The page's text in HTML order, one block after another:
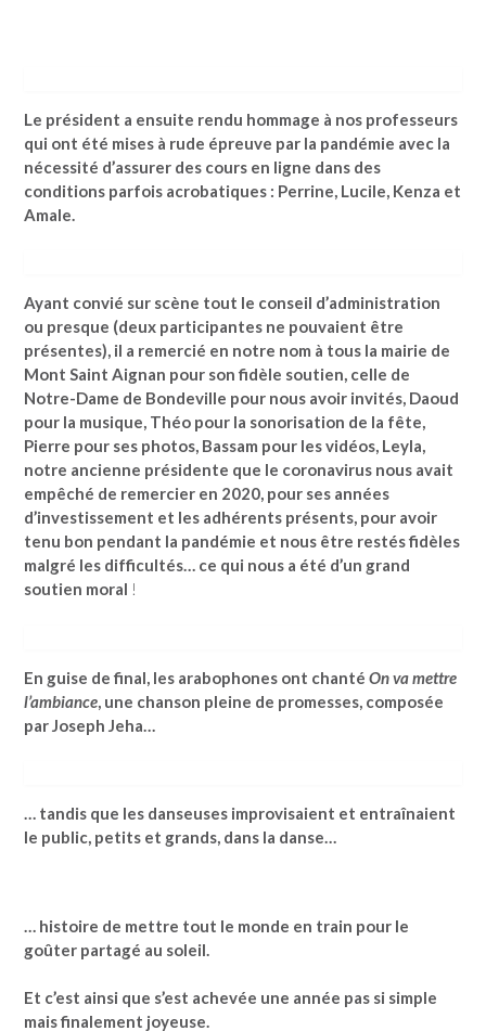
Le président a ensuite rendu hommage à nos professeurs
qui ont été mises à rude épreuve par la pandémie avec la
nécessité d’assurer des cours en ligne dans des
conditions parfois acrobatiques : Perrine, Lucile, Kenza et
Amale.
Ayant convié sur scène tout le conseil d’administration
ou presque (deux participantes ne pouvaient être
présentes), il a remercié en notre nom à tous la mairie de
Mont Saint Aignan pour son fidèle soutien, celle de
Notre-Dame de Bondeville pour nous avoir invités, Daoud
pour la musique, Théo pour la sonorisation de la fête,
Pierre pour ses photos, Bassam pour les vidéos, Leyla,
notre ancienne présidente que le coronavirus nous avait
empêché de remercier en 2020, pour ses années
d’investissement et les adhérents présents, pour avoir
tenu bon pendant la pandémie et nous être restés fidèles
malgré les difficultés… ce qui nous a été d’un grand
soutien moral !
En guise de final, les arabophones ont chanté On va mettre
l’ambiance, une chanson pleine de promesses, composée
par Joseph Jeha…
… tandis que les danseuses improvisaient et entraînaient
le public, petits et grands, dans la danse…
… histoire de mettre tout le monde en train pour le
goûter partagé au soleil.
Et c’est ainsi que s’est achevée une année pas si simple
mais finalement joyeuse.